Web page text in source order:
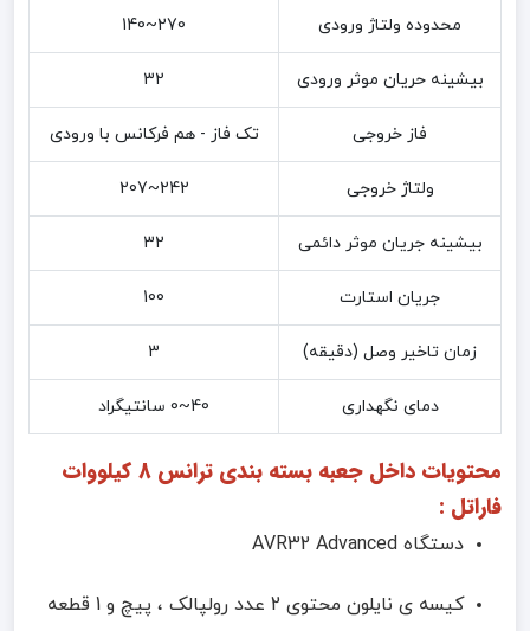
محدوده ولتاژ ورودی 270~140
بیشینه حریان موثر ورودی 32
فاز خروجی تک فاز - هم فرکانس با ورودی
ولتاژ خروجی 242~207
بیشینه جریان موثر دائمی 32
جریان استارت 100
زمان تاخیر وصل (دقیقه) 3
دمای نگهداری 40~0 سانتیگراد
محتویات داخل جعبه بسته بندی ترانس 8 کیلووات
فاراتل :
دستگاه AVR32 Advanced
کیسه ی نایلون محتوی 2 عدد رولپالک ، پیچ و 1 قطعه